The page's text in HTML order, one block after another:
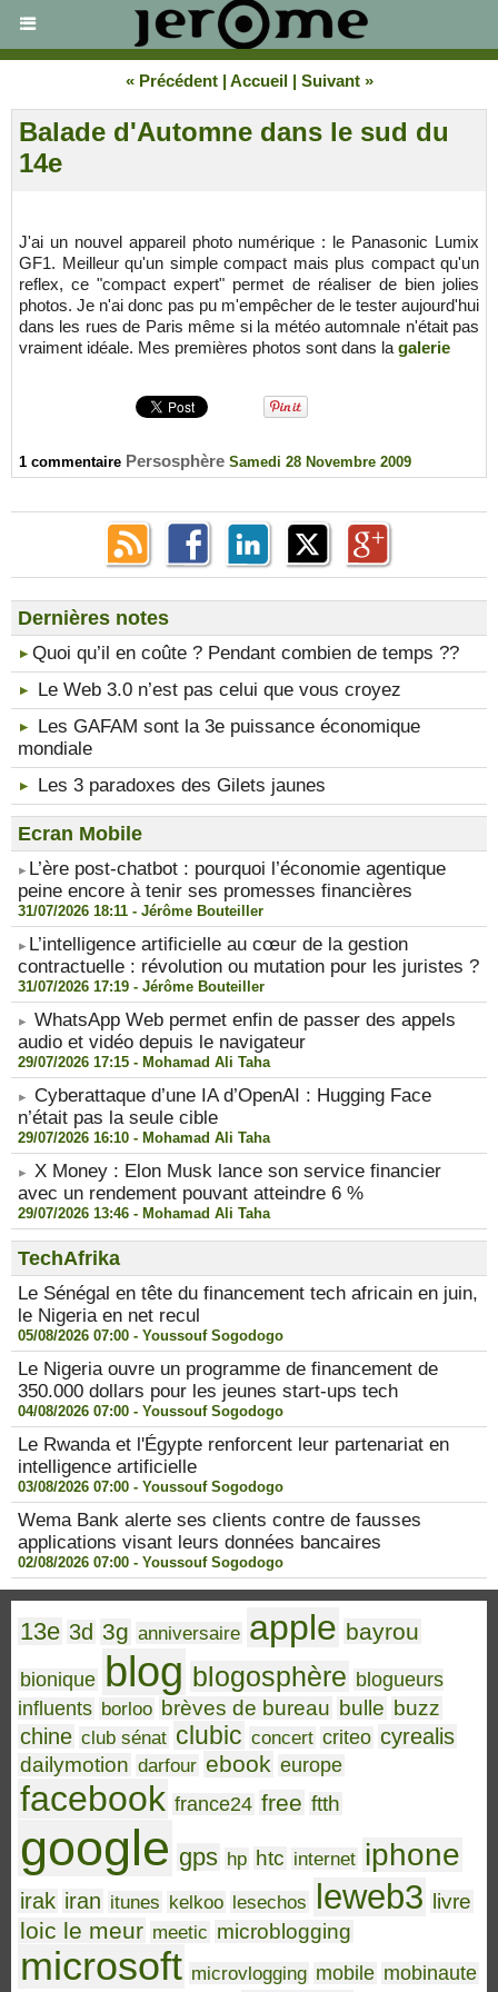
« Précédent | Accueil | Suivant »
Balade d'Automne dans le sud du
14e
J'ai un nouvel appareil photo numérique : le Panasonic Lumix
GF1. Meilleur qu'un simple compact mais plus compact qu'un
reflex, ce "compact expert" permet de réaliser de bien jolies
photos. Je n'ai donc pas pu m'empêcher de le tester aujourd'hui
dans les rues de Paris même si la météo automnale n'était pas
vraiment idéale. Mes premières photos sont dans la galerie
1 commentaire Persosphère Samedi 28 Novembre 2009
Dernières notes
​Quoi qu’il en coûte ? Pendant combien de temps ??
Le Web 3.0 n’est pas celui que vous croyez
Les GAFAM sont la 3e puissance économique
mondiale
Les 3 paradoxes des Gilets jaunes
Ecran Mobile
​L’ère post-chatbot : pourquoi l’économie agentique
peine encore à tenir ses promesses financières
31/07/2026 18:11 - Jérôme Bouteiller
​L’intelligence artificielle au cœur de la gestion
contractuelle : révolution ou mutation pour les juristes ?
31/07/2026 17:19 - Jérôme Bouteiller
WhatsApp Web permet enfin de passer des appels
audio et vidéo depuis le navigateur
29/07/2026 17:15 - Mohamad Ali Taha
Cyberattaque d’une IA d’OpenAI : Hugging Face
n’était pas la seule cible
29/07/2026 16:10 - Mohamad Ali Taha
X Money : Elon Musk lance son service financier
avec un rendement pouvant atteindre 6 %
29/07/2026 13:46 - Mohamad Ali Taha
TechAfrika
Le Sénégal en tête du financement tech africain en juin,
le Nigeria en net recul
05/08/2026 07:00 - Youssouf Sogodogo
Le Nigeria ouvre un programme de financement de
350.000 dollars pour les jeunes start-ups tech
04/08/2026 07:00 - Youssouf Sogodogo
Le Rwanda et l'Égypte renforcent leur partenariat en
intelligence artificielle
03/08/2026 07:00 - Youssouf Sogodogo
Wema Bank alerte ses clients contre de fausses
applications visant leurs données bancaires
02/08/2026 07:00 - Youssouf Sogodogo
13e 3d 3g anniversaire apple bayrou
bionique blog blogosphère blogueurs
influents borloo brèves de bureau bulle buzz
chine club sénat clubic concert criteo cyrealis
dailymotion darfour ebook europe
facebook france24 free ftth
google gps hp htc internet iphone
irak iran itunes kelkoo lesechos leweb3 livre
loic le meur meetic microblogging
microsoft microvlogging mobile mobinaute